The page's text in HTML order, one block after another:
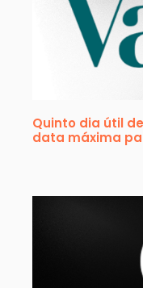
Quinto dia útil
data máxima